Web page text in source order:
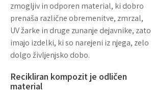
zmogljiv in odporen material, ki dobro
prenaša različne obremenitve, zmrzal,
UV žarke in druge zunanje dejavnike, zato
imajo izdelki, ki so narejeni iz njega, zelo
dolgo življenjsko dobo.
Recikliran kompozit je odličen
material